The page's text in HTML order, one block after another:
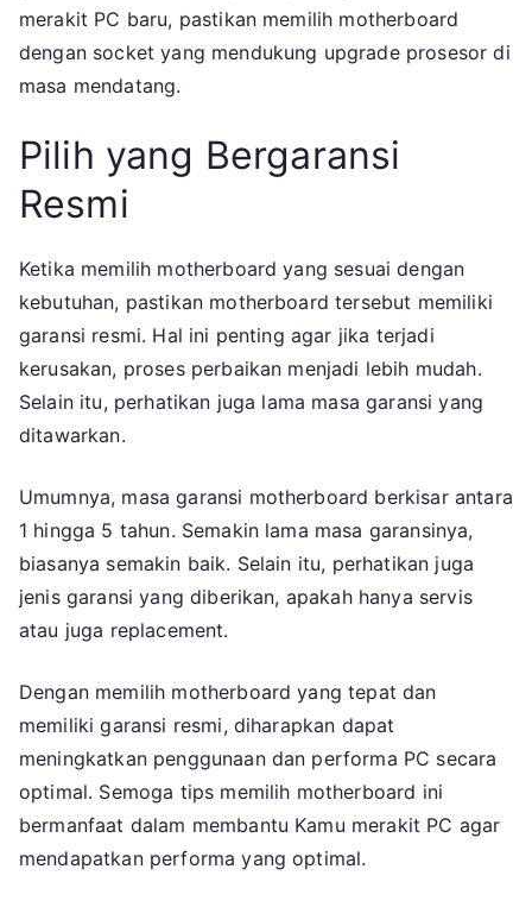
merakit PC baru, pastikan memilih motherboard
dengan socket yang mendukung upgrade prosesor di
masa mendatang.
Pilih yang Bergaransi
Resmi
Ketika memilih motherboard yang sesuai dengan
kebutuhan, pastikan motherboard tersebut memiliki
garansi resmi. Hal ini penting agar jika terjadi
kerusakan, proses perbaikan menjadi lebih mudah.
Selain itu, perhatikan juga lama masa garansi yang
ditawarkan.
Umumnya, masa garansi motherboard berkisar antara
1 hingga 5 tahun. Semakin lama masa garansinya,
biasanya semakin baik. Selain itu, perhatikan juga
jenis garansi yang diberikan, apakah hanya servis
atau juga replacement.
Dengan memilih motherboard yang tepat dan
memiliki garansi resmi, diharapkan dapat
meningkatkan penggunaan dan performa PC secara
optimal. Semoga tips memilih motherboard ini
bermanfaat dalam membantu Kamu merakit PC agar
mendapatkan performa yang optimal.